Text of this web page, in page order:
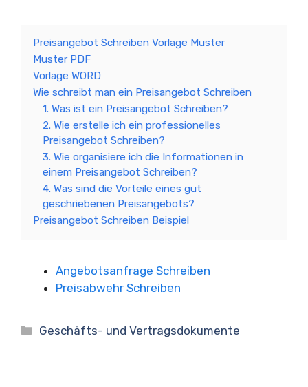
Preisangebot Schreiben Vorlage Muster
Muster PDF
Vorlage WORD
Wie schreibt man ein Preisangebot Schreiben
1. Was ist ein Preisangebot Schreiben?
2. Wie erstelle ich ein professionelles
Preisangebot Schreiben?
3. Wie organisiere ich die Informationen in
einem Preisangebot Schreiben?
4. Was sind die Vorteile eines gut
geschriebenen Preisangebots?
Preisangebot Schreiben Beispiel
Angebotsanfrage Schreiben
Preisabwehr Schreiben
Kategorien
Geschäfts- und Vertragsdokumente